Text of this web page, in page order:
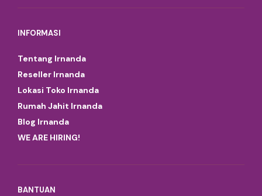
INFORMASI
Tentang Irnanda
Reseller Irnanda
Lokasi Toko Irnanda
Rumah Jahit Irnanda
Blog Irnanda
WE ARE HIRING!
BANTUAN